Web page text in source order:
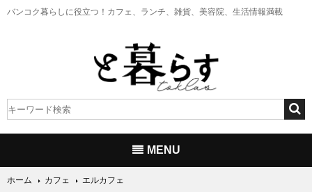
バンコク暮らしに役立つ！ カフェ、ランチ、雑貨、美容院、生活情報満載
MENU
ホーム カフェ エルカフェ